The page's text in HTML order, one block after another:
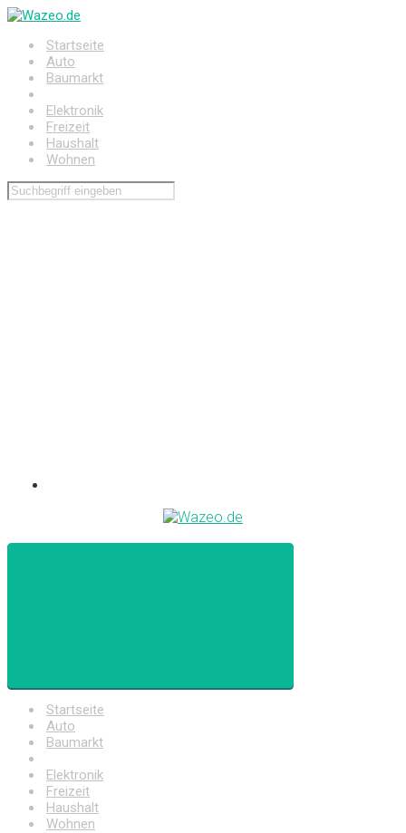
Zum
springenStartseite
Auto
Baumarkt
Elektronik
Freizeit
Haushalt
Wohnen
Startseite
Auto
Baumarkt
Elektronik
Freizeit
Haushalt
Wohnen